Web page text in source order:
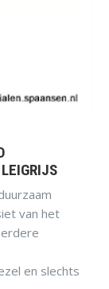
van het
en slechts